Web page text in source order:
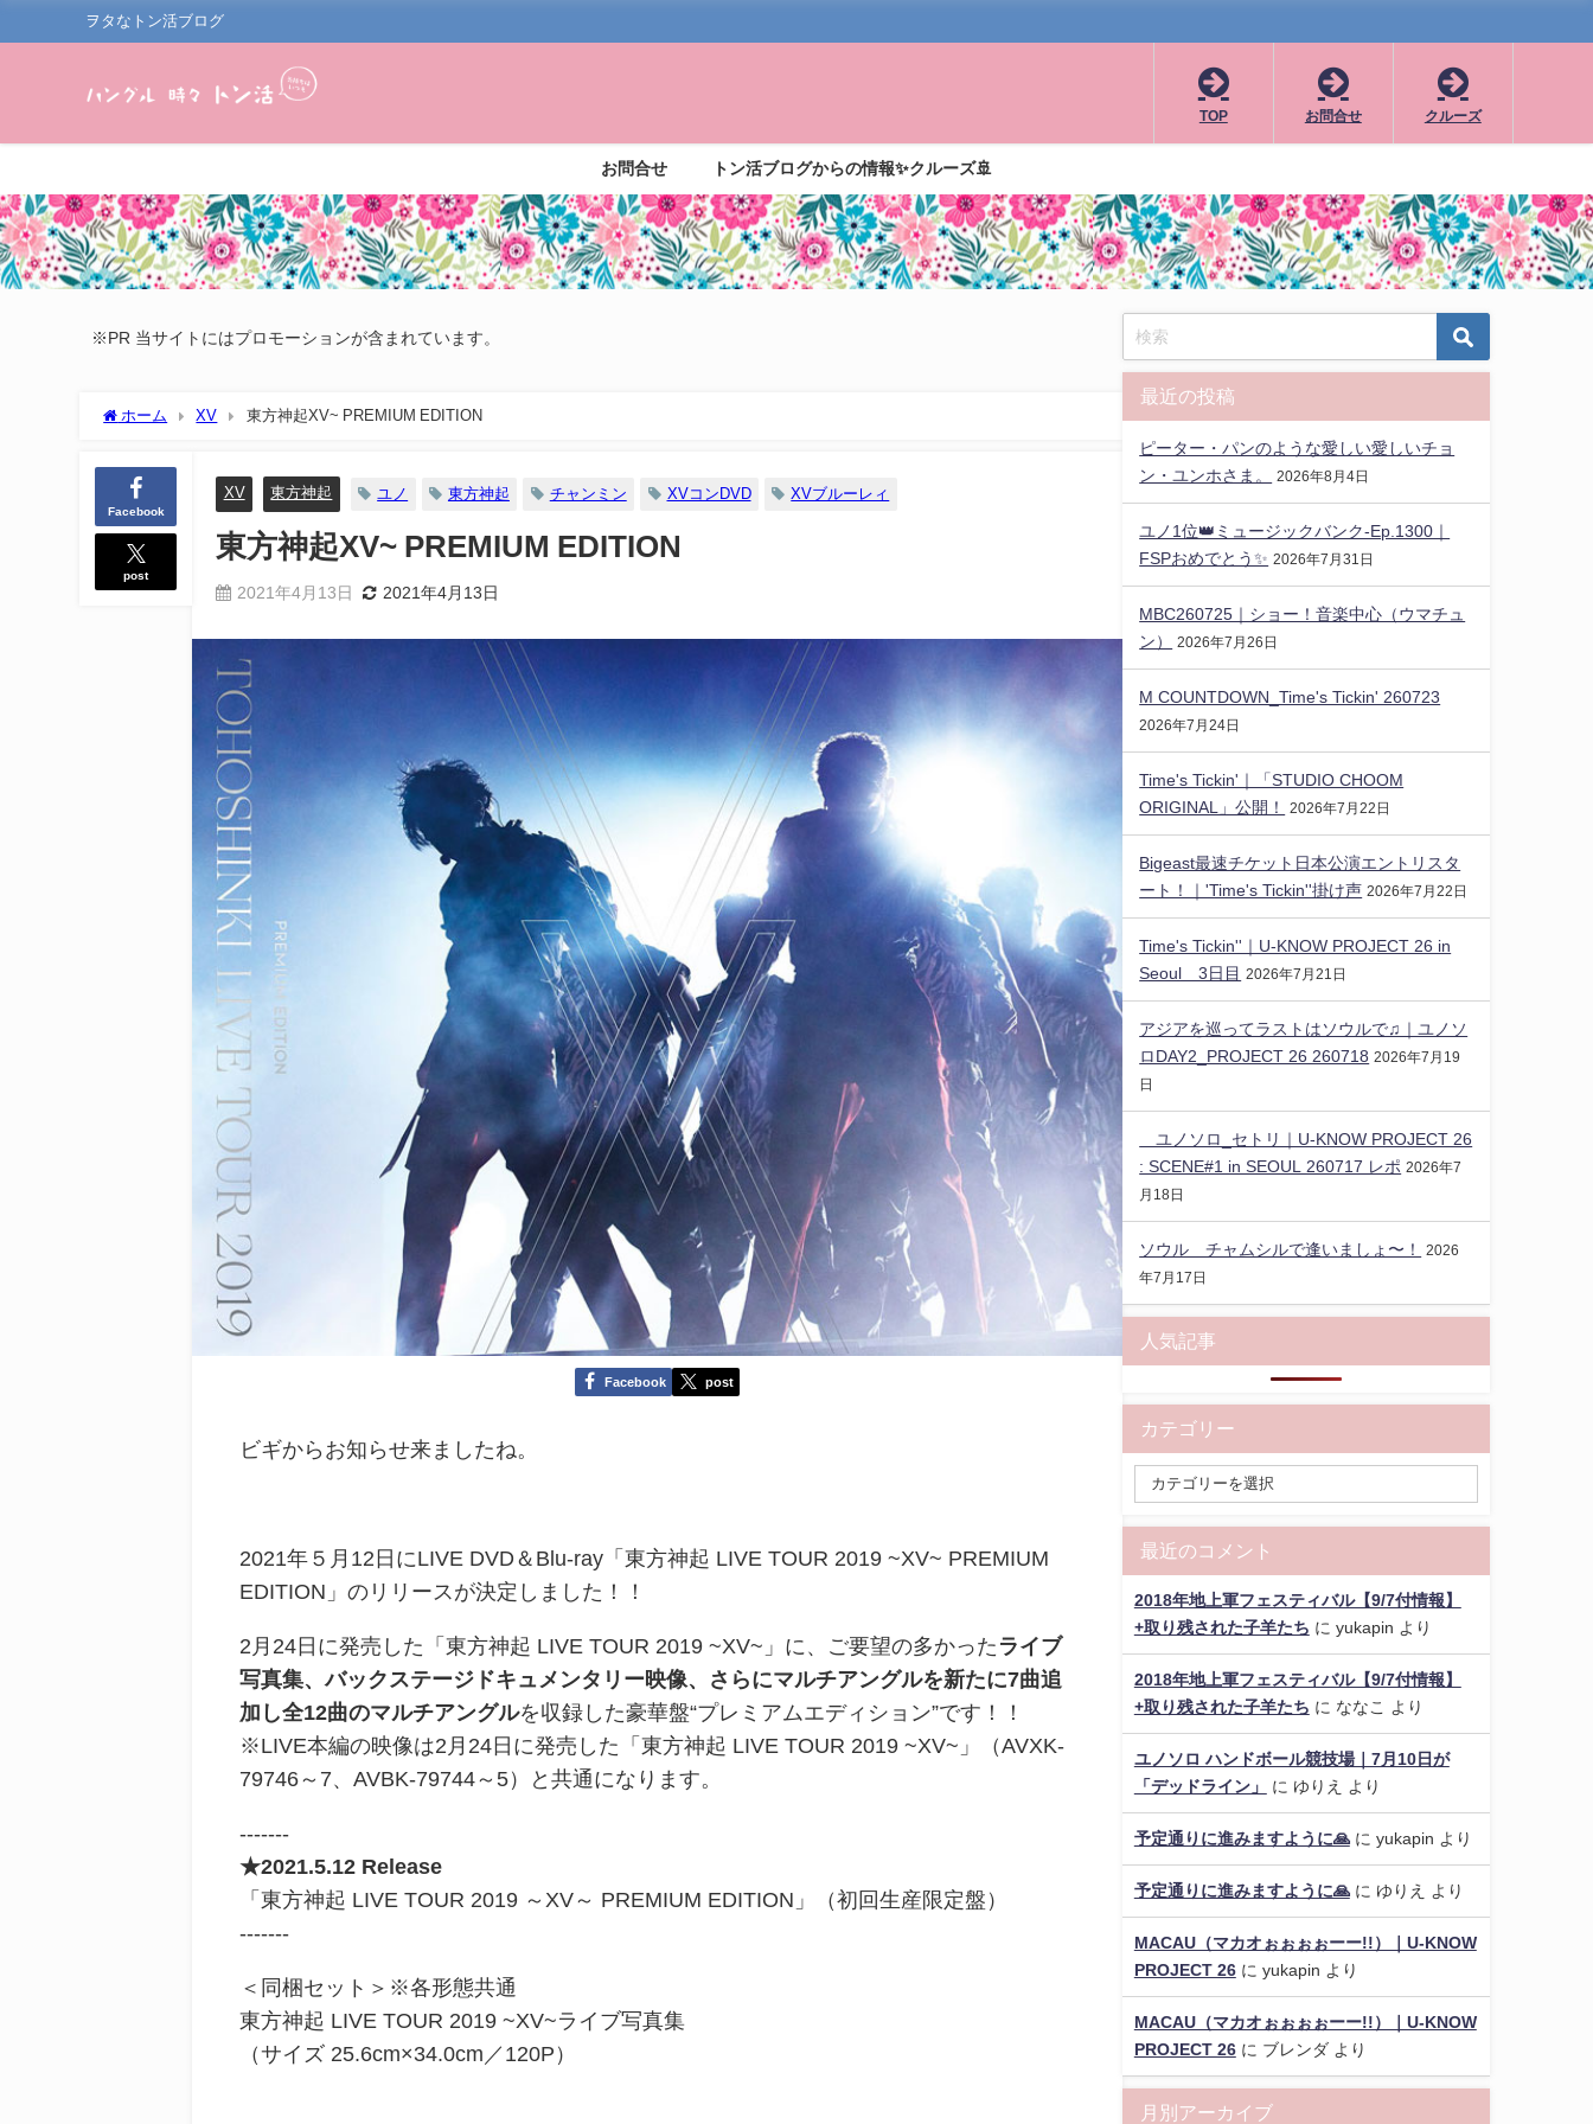
ヲタなトン活ブログ
TOP お問合せ クルーズ
お問合せ トン活ブログからの情報✨クルーズ🚢
※PR 当サイトにはプロモーションが含まれています。
ホーム XV 東方神起XV~ PREMIUM EDITION
Facebook
post
XV 東方神起 ユノ 東方神起 チャンミン XVコンDVD XVブルーレィ
東方神起XV~ PREMIUM EDITION
2021年4月13日 2021年4月13日
Facebook post
ビギからお知らせ来ましたね。
2021年５月12日にLIVE DVD＆Blu-ray「東方神起 LIVE TOUR 2019 ~XV~ PREMIUM
EDITION」のリリースが決定しました！！
2月24日に発売した「東方神起 LIVE TOUR 2019 ~XV~」に、ご要望の多かった ライブ
写真集、バックステージドキュメンタリー映像、さらにマルチアングルを新たに7曲追
加し全12曲のマルチアングルを収録した豪華盤“プレミアムエディション”です！！
※LIVE本編の映像は2月24日に発売した「東方神起 LIVE TOUR 2019 ~XV~」（AVXK-
79746～7、AVBK-79744～5）と共通になります。
-------
★2021.5.12 Release
「東方神起 LIVE TOUR 2019 ～XV～ PREMIUM EDITION」（初回生産限定盤）
-------
＜同梱セット＞※各形態共通
東方神起 LIVE TOUR 2019 ~XV~ライブ写真集
（サイズ 25.6cm×34.0cm／120P）
最近の投稿
ピーター・パンのような愛しい愛しいチョ
ン・ユンホさま。
2026年8月4日
ユノ1位👑ミュージックバンク-Ep.1300｜
FSPおめでとう✨️ 2026年7月31日
MBC260725｜ショー！音楽中心（ウマチュ
ン）
2026年7月26日
M COUNTDOWN_Time's Tickin' 260723
2026年7月24日
Time's Tickin'｜「STUDIO CHOOM
ORIGINAL」公開！
2026年7月22日
Bigeast最速チケット日本公演エントリスタ
ート！｜'Time's Tickin''掛け声 2026年7月22日
Time's Tickin''｜U-KNOW PROJECT 26 in
Seoul 3日目 2026年7月21日
アジアを巡ってラストはソウルで♫｜ユノソ
ロDAY2_PROJECT 26 260718 2026年7月19
日
ユノソロ_セトリ｜U-KNOW PROJECT 26
: SCENE#1 in SEOUL 260717 レポ 2026年7
月18日
ソウル チャムシルで逢いましょ〜！
2026
年7月17日
人気記事
カテゴリー
最近のコメント
2018年地上軍フェスティバル【9/7付情報】
+取り残された子羊たち に yukapin より
2018年地上軍フェスティバル【9/7付情報】
+取り残された子羊たち に ななこ より
ユノソロ ハンドボール競技場｜7月10日が
「デッドライン」
に ゆりえ より
予定通りに進みますように🙏に yukapin より
予定通りに進みますように🙏に ゆりえ より
MACAU（マカオぉぉぉぉーー!!）｜U-KNOW
PROJECT 26に yukapin より
MACAU（マカオぉぉぉぉーー!!）｜U-KNOW
PROJECT 26に ブレンダより
月別アーカイブ